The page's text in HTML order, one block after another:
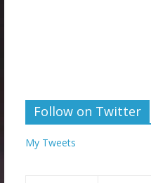
Follow on Twitter
My Tweets